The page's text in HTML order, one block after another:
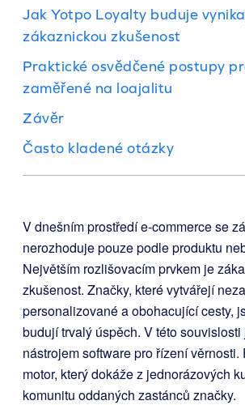
Jak Yotpo Loyalty buduje
zákaznickou zkušenost
Praktické osvědčené postupy
zaměřené na loajalitu
Závěr
Často kladené otázky
V dnešním prostředí e-commerce se
nerozhoduje pouze podle produktu
Největším rozlišovacím prvkem je
zkušenost. Značky, které vytvářejí
personalizované a obohacující cesty,
budují trvalý úspěch. V této
nástrojem software pro řízení věrnosti.
motor, který dokáže z jednorázových
komunitu oddaných zastánců značky.